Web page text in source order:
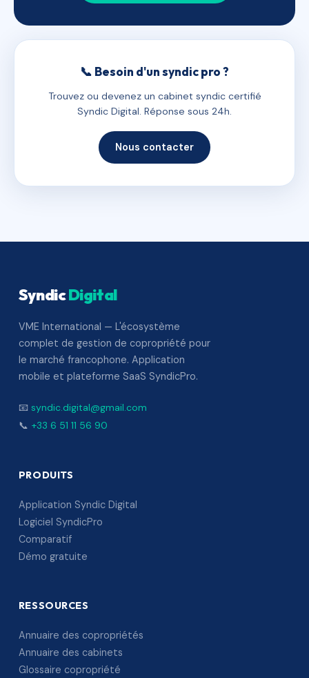
📞 Besoin d'un syndic pro ?
Trouvez ou devenez un cabinet syndic certifié
Syndic Digital. Réponse sous 24h.
Nous contacter
SyndicDigital
VME International — L'écosystème
complet de gestion de copropriété pour
le marché francophone. Application
mobile et plateforme SaaS SyndicPro.
📧 syndic.digital@gmail.com
📞 +33 6 51 11 56 90
PRODUITS
Application Syndic Digital
Logiciel SyndicPro
Comparatif
Démo gratuite
RESSOURCES
Annuaire des copropriétés
Annuaire des cabinets
Glossaire copropriété